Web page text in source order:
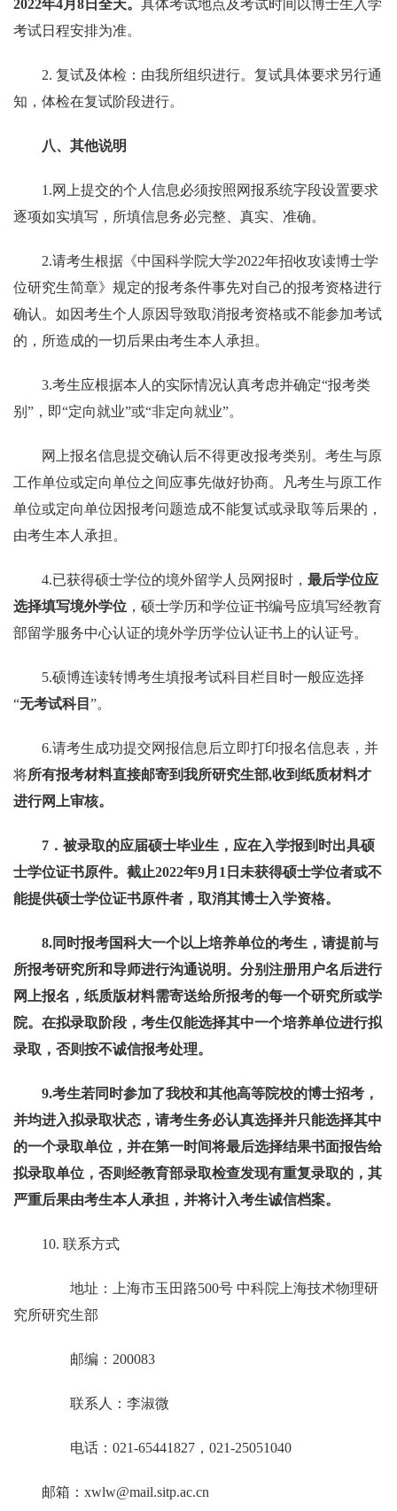
2022年4月 8 日全天。 具体考试地点及考试时间以博士生入学
考试日程安排为准。
2. 复试及体检：由我所组织进行。复试具体要求另行通
知，体检在复试阶段进行。
八、其他说明
1.网上提交的个人信息必须按照网报系统字段设置要求
逐项如实填写，所填信息务必完整、真实、准确。
2.请考生根据《中国科学院大学2022年招收攻读博士学
位研究生简章》规定的报考条件事先对自己的报考资格进行
确认。如因考生个人原因导致取消报考资格或不能参加考试
的，所造成的一切后果由考生本人承担。
3.考生应根据本人的实际情况认真考虑并确定“报考类
别”，即“定向就业”或“非定向就业”。
网上报名信息提交确认后不得更改报考类别。考生与原
工作单位或定向单位之间应事先做好协商。凡考生与原工作
单位或定向单位因报考问题造成不能复试或录取等后果的，
由考生本人承担。
4.已获得硕士学位的境外留学人员网报时， 最后学位应
选择填写境外学位 ，硕士学历和学位证书编号应填写经教育
部留学服务中心认证的境外学历学位认证书上的认证号。
5.硕博连读转博考生填报考试科目栏目时一般应选择
“无考试科目 ”。
6.请考生成功提交网报信息后立即打印报名信息表，并
将所有报考材料直接邮寄到我所研究生部,收到纸质材料才
进行网上审核。
7 ．被录取的应届硕士毕业生，应在入学报到时出具硕
士学位证书原件。截止2022年9月 1 日未获得硕士学位者或不
能提供硕士学位证书原件者，取消其博士入学资格。
8.同时报考国科大一个以上培养单位的考生，请提前与
所报考研究所和导师进行沟通说明。分别注册用户名后进行
网上报名，纸质版材料需寄送给所报考的每一个研究所或学
院。在拟录取阶段，考生仅能选择其中一个培养单位进行拟
录取，否则按不诚信报考处理。
9.考生若同时参加了我校和其他高等院校的博士招考，
并均进入拟录取状态，请考生务必认真选择并只能选择其中
的一个录取单位，并在第一时间将最后选择结果书面报告给
拟录取单位，否则经教育部录取检查发现有重复录取的，其
严重后果由考生本人承担，并将计入考生诚信档案。
10.联系方式
地址：上海市玉田路500号 中科院上海技术物理研
究所研究生部
邮编： 200083
联系人：李淑微
电话： 021-65441827 ， 021-25051040
邮箱： xwlw@mail.sitp.ac.cn